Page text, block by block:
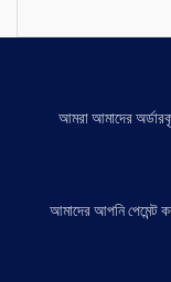
আমরা আমাদের
আমাদের আপনি পেমেন্ট